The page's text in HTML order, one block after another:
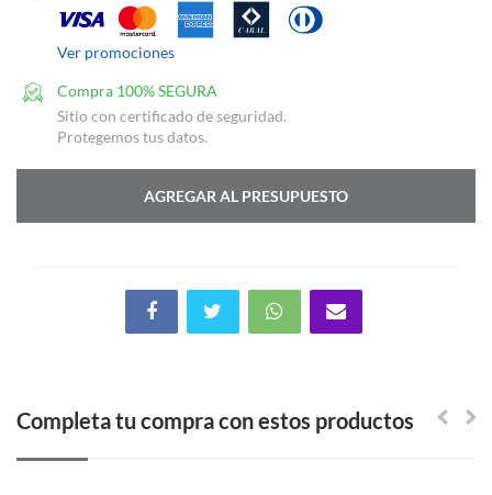
Ver promociones
Compra 100% SEGURA
Sitio con certificado de seguridad.
Protegemos tus datos.
AGREGAR AL PRESUPUESTO
Completa tu compra con estos productos